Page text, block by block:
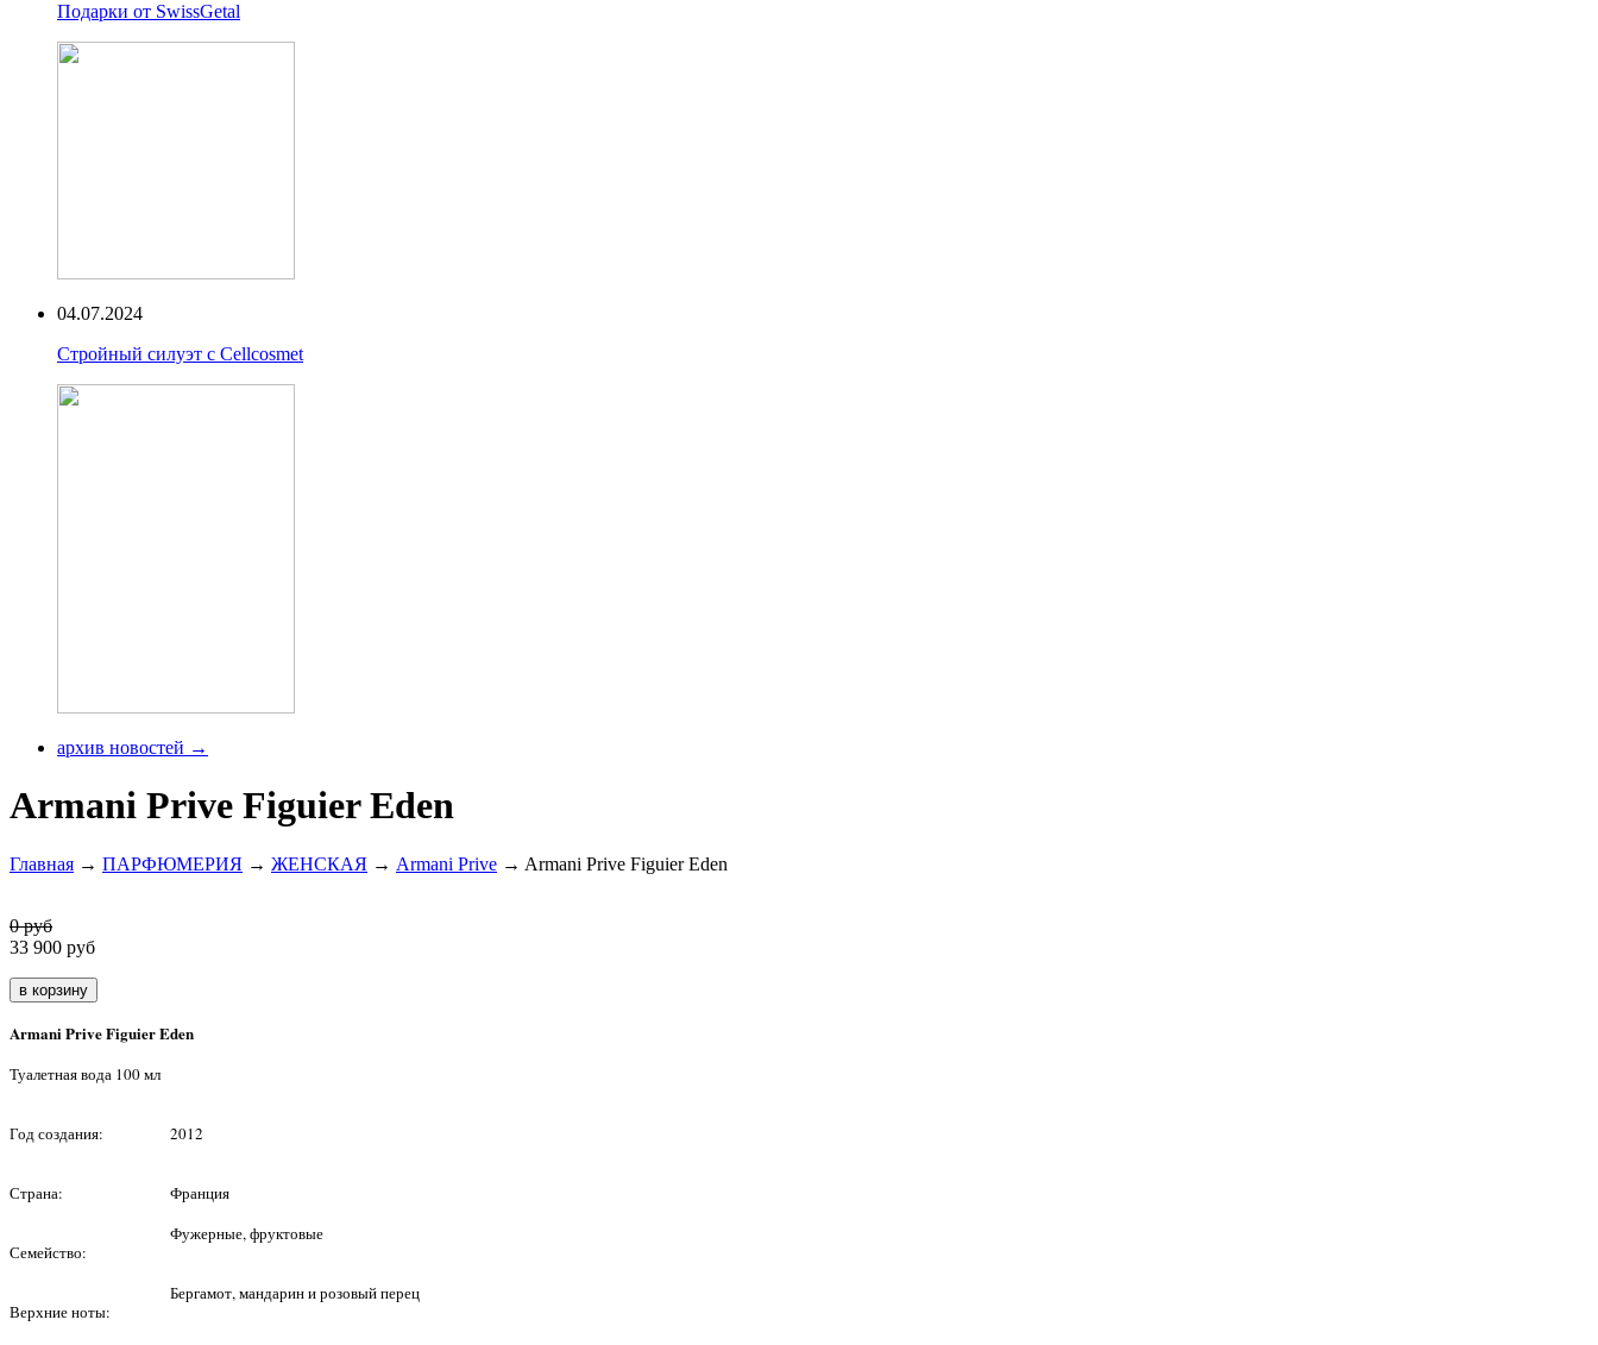
Подарки от SwissGetal
04.07.2024
Стройный силуэт с Cellcosmet
архив новостей →
Armani Prive Figuier Eden
Главная → ПАРФЮМЕРИЯ → ЖЕНСКАЯ → Armani Prive → Armani Prive Figuier Eden
0 руб
33 900 руб
Armani Prive Figuier Eden
Туалетная вода 100 мл
Год создания: 2012
Страна: Франция
Семейство:
Фужерные, фруктовые
Верхние ноты:
Бергамот, мандарин и розовый перец